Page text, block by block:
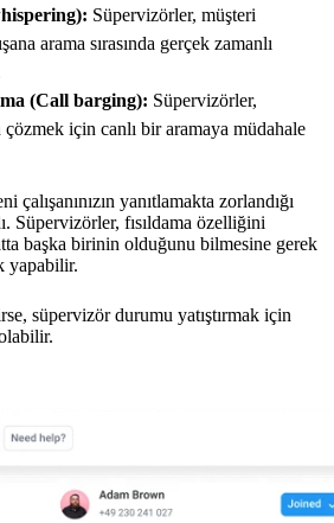
Süpervizörler, müşteri
arama sırasında gerçek zamanlı
(Call barging): Süpervizörler,
çözmek için canlı bir aramaya müdahale
yanıtlamakta zorlandığı
Süpervizörler, fısıldama özelliğini
başka birinin olduğunu bilmesine gerek
yapabilir.
süpervizör durumu yatıştırmak için